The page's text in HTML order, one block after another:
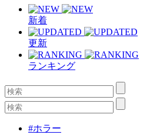
新着
更新
ランキング
#ホラー